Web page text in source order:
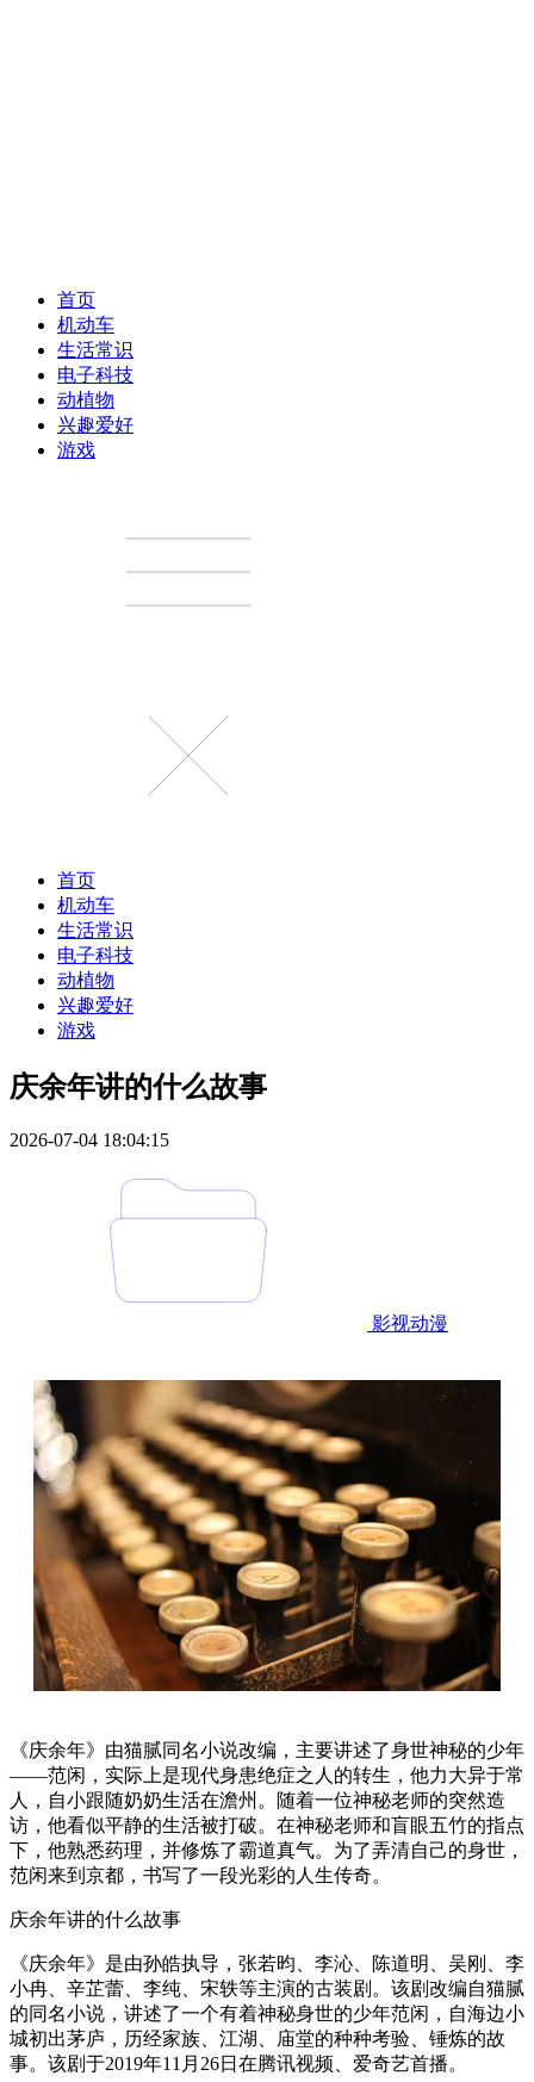
首页
机动车
生活常识
电子科技
动植物
兴趣爱好
游戏
首页
机动车
生活常识
电子科技
动植物
兴趣爱好
游戏
庆余年讲的什么故事
2026-07-04 18:04:15
影视动漫
《庆余年》由猫腻同名小说改编，主要讲述了身世神秘的少年
——范闲，实际上是现代身患绝症之人的转生，他力大异于常
人，自小跟随奶奶生活在澹州。随着一位神秘老师的突然造
访，他看似平静的生活被打破。在神秘老师和盲眼五竹的指点
下，他熟悉药理，并修炼了霸道真气。为了弄清自己的身世，
范闲来到京都，书写了一段光彩的人生传奇。
庆余年讲的什么故事
《庆余年》是由孙皓执导，张若昀、李沁、陈道明、吴刚、李
小冉、辛芷蕾、李纯、宋轶等主演的古装剧。该剧改编自猫腻
的同名小说，讲述了一个有着神秘身世的少年范闲，自海边小
城初出茅庐，历经家族、江湖、庙堂的种种考验、锤炼的故
事。该剧于2019年11月26日在腾讯视频、爱奇艺首播。